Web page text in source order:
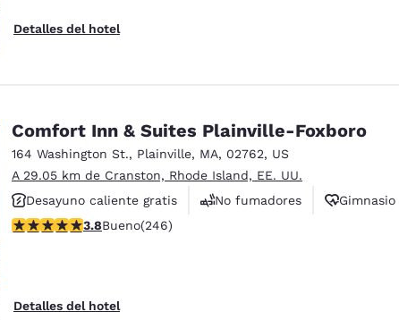
Detalles del hotel
Comfort Inn & Suites Plainville-Foxboro
164 Washington St., Plainville, MA, 02762, US
A 29.05 km de Cranston, Rhode Island, EE. UU.
Desayuno caliente gratis
No fumadores
Gimnasio
calificación de 3.8 estrellas. Bueno. 246 reseñas
3.8Bueno(246)
Detalles del hotel